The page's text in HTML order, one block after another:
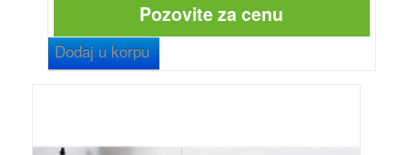
Pozovite za cenu
Dodaj u korpu